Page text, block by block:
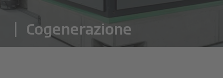
Cogenerazione